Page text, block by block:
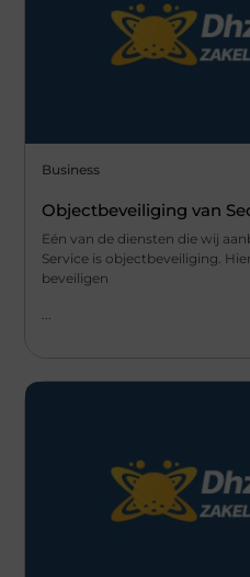
Business
Objectbeveiliging van
Eén van de diensten die wij
Service is objectbeveiliging.
beveiligen